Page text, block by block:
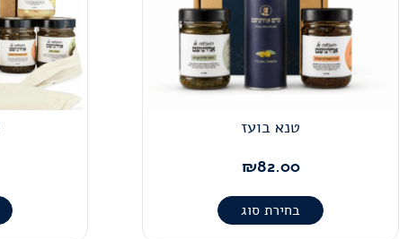
טנא בועז
₪82.00
בחירת סוג